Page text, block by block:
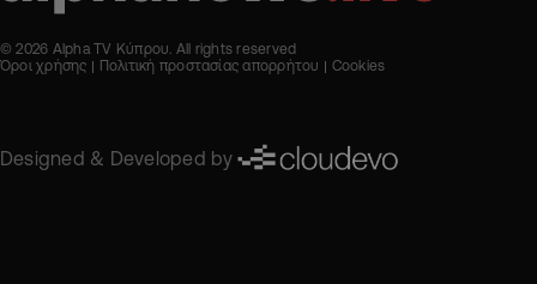
© 2026 Alpha TV Κύπρου. All rights reserved
Όροι χρήσης
Πολιτική προστασίας απορρήτου Cookies
Designed & Developed by